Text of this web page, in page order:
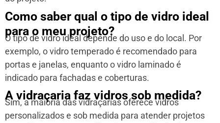
Como saber qual o tipo de vidro ideal
para o meu projeto?
O tipo de vidro ideal depende do uso e do local. Por
exemplo, o vidro temperado é recomendado para
portas e janelas, enquanto o vidro laminado é
indicado para fachadas e coberturas.
A vidraçaria faz vidros sob medida?
Sim, a maioria das vidraçarias oferece vidros
personalizados e sob medida para atender projetos